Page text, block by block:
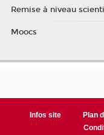
Remise à niveau
Moocs
Infos site Plan